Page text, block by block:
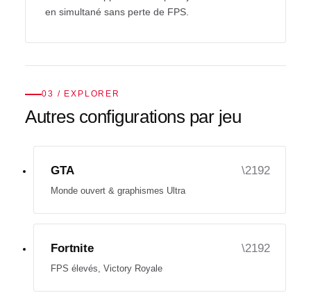
en simultané sans perte de FPS.
03 / EXPLORER
Autres configurations par jeu
GTA
Monde ouvert & graphismes Ultra
Fortnite
FPS élevés, Victory Royale